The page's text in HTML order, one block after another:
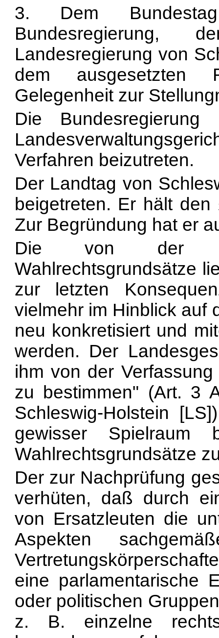
3. Dem
Landesregierung von
dem ausgesetzten
Gelegenheit zur
Die
Verfahren beizutreten.
Der Landtag von
beigetreten. Er hält
Zur Begründung hat er
Die von der
Wahlrechtsgrundsätze
zur letzten
vielmehr im Hinblick auf
neu konkretisiert und
werden. Der
ihm von der
zu bestimmen" (Art. 3
Schleswig-Holstein
gewisser Spielraum
Wahlrechtsgrundsätze
Der zur Nachprüfung
verhüten, daß durch
von Ersatzleuten die
Aspekten
eine parlamentarische
oder politischen
z. B. einzelne